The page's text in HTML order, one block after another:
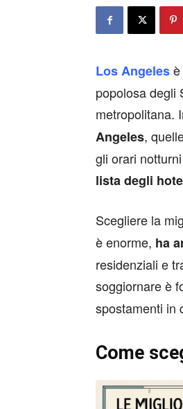
Los Angeles
popolosa degli
metropolitana.
Angeles,
gli orari
lista degli
Scegliere la
è enorme, ha
residenziali e
soggiornare è
spostamenti in
Come